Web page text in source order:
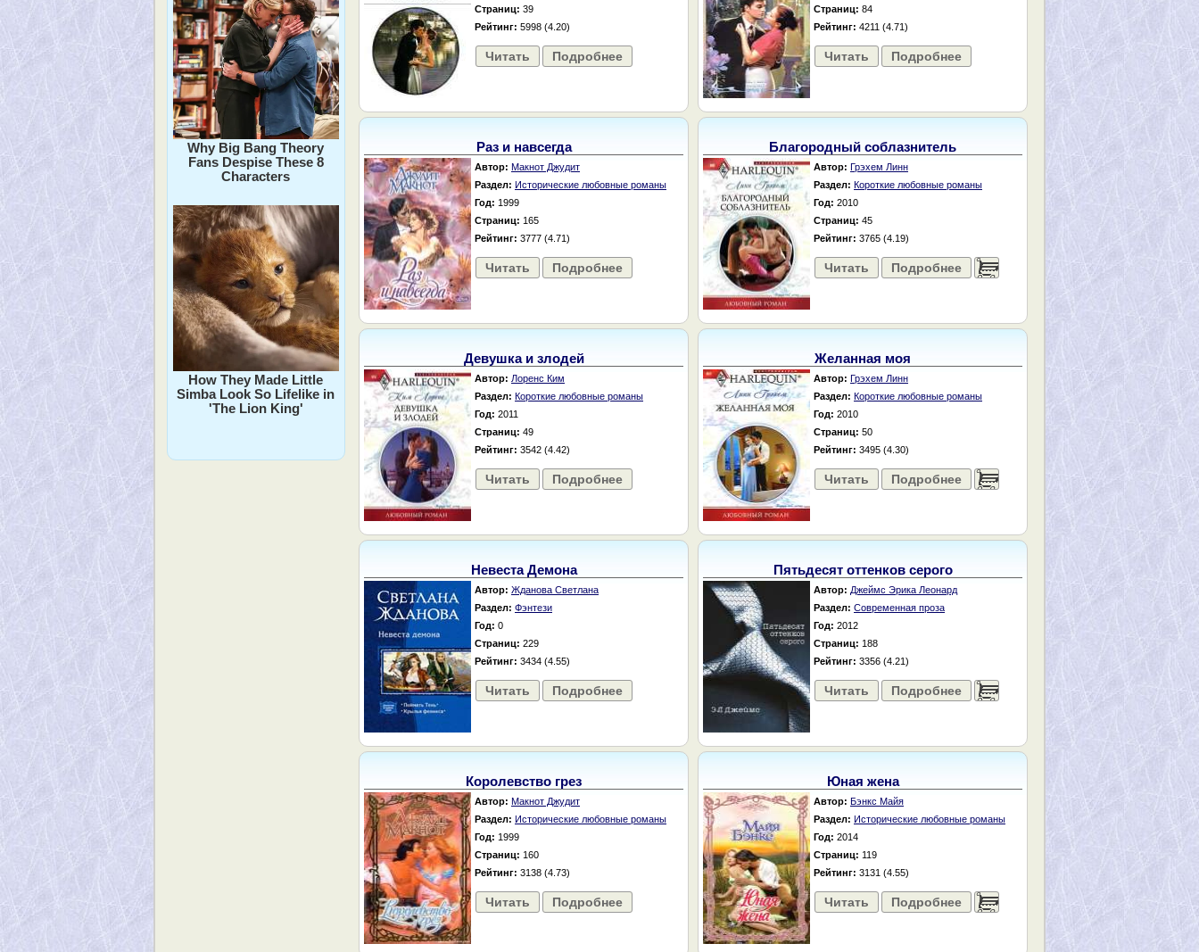
Why Big Bang Theory
Fans Despise These 8
Characters
How They Made Little
Simba Look So Lifelike in
'The Lion King'
Страниц: 39
Рейтинг: 5998 (4.20)
Читать Подробнее
Страниц: 84
Рейтинг: 4211 (4.71)
Читать Подробнее
Раз и навсегда
Автор: Макнот Джудит
Раздел: Исторические любовные романы
Год: 1999
Страниц: 165
Рейтинг: 3777 (4.71)
Читать Подробнее
Благородный соблазнитель
Автор: Грэхем Линн
Раздел: Короткие любовные романы
Год: 2010
Страниц: 45
Рейтинг: 3765 (4.19)
Читать Подробнее ......
Девушка и злодей
Автор: Лоренс Ким
Раздел: Короткие любовные романы
Год: 2011
Страниц: 49
Рейтинг: 3542 (4.42)
Читать Подробнее
Желанная моя
Автор: Грэхем Линн
Раздел: Короткие любовные романы
Год: 2010
Страниц: 50
Рейтинг: 3495 (4.30)
Читать Подробнее ......
Невеста Демона
Автор: Жданова Светлана
Раздел: Фэнтези
Год: 0
Страниц: 229
Рейтинг: 3434 (4.55)
Читать Подробнее
Пятьдесят оттенков серого
Автор: Джеймс Эрика Леонард
Раздел: Современная проза
Год: 2012
Страниц: 188
Рейтинг: 3356 (4.21)
Читать Подробнее ......
Королевство грез
Автор: Макнот Джудит
Раздел: Исторические любовные романы
Год: 1999
Страниц: 160
Рейтинг: 3138 (4.73)
Читать Подробнее
Юная жена
Автор: Бэнкс Майя
Раздел: Исторические любовные романы
Год: 2014
Страниц: 119
Рейтинг: 3131 (4.55)
Читать Подробнее ......